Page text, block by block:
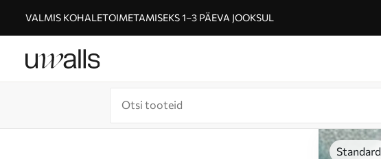
VALMIS KOHALETOIMETAMISEKS 1–3 PÄEVA JOOKSUL
Standard